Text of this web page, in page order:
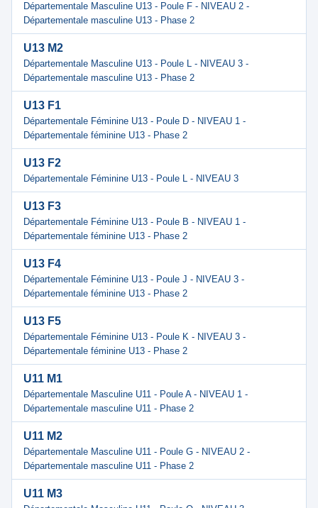
Départementale Masculine U13 - Poule F - NIVEAU 2 -
Départementale masculine U13 - Phase 2
U13 M2
Départementale Masculine U13 - Poule L - NIVEAU 3 -
Départementale masculine U13 - Phase 2
U13 F1
Départementale Féminine U13 - Poule D - NIVEAU 1 -
Départementale féminine U13 - Phase 2
U13 F2
Départementale Féminine U13 - Poule L - NIVEAU 3
U13 F3
Départementale Féminine U13 - Poule B - NIVEAU 1 -
Départementale féminine U13 - Phase 2
U13 F4
Départementale Féminine U13 - Poule J - NIVEAU 3 -
Départementale féminine U13 - Phase 2
U13 F5
Départementale Féminine U13 - Poule K - NIVEAU 3 -
Départementale féminine U13 - Phase 2
U11 M1
Départementale Masculine U11 - Poule A - NIVEAU 1 -
Départementale masculine U11 - Phase 2
U11 M2
Départementale Masculine U11 - Poule G - NIVEAU 2 -
Départementale masculine U11 - Phase 2
U11 M3